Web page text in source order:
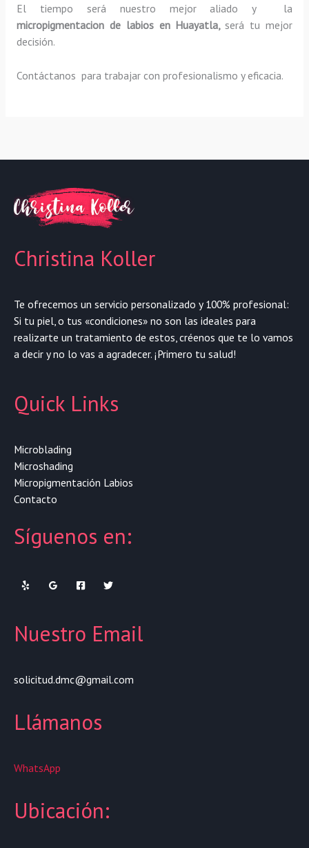
El tiempo será nuestro mejor aliado y la
micropigmentacion de labios en Huayatla,será tu mejor
decisión.
Contáctanos para trabajar con profesionalismo y eficacia.
Christina Koller
Te ofrecemos un servicio personalizado y 100% profesional:
Si tu piel, o tus «condiciones» no son las ideales para
realizarte un tratamiento de estos, créenos que te lo vamos
a decir y no lo vas a agradecer. ¡Primero tu salud!
Quick Links
Microblading
Microshading
Micropigmentación Labios
Contacto
Síguenos en:
Nuestro Email
solicitud.dmc@gmail.com
Llámanos
WhatsApp
Ubicación: